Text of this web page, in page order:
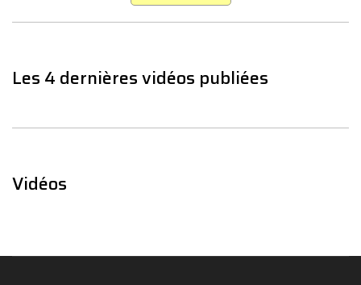
Les 4 dernières vidéos publiées
Vidéos